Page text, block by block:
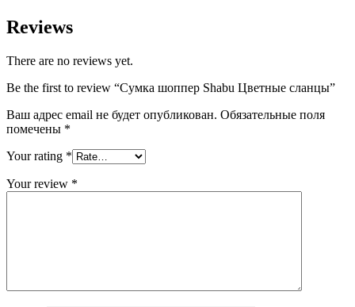
Reviews
There are no reviews yet.
Be the first to review “Сумка шоппер Shabu Цветные сланцы”
Ваш адрес email не будет опубликован. Обязательные поля
помечены *
Your rating *
Your review *